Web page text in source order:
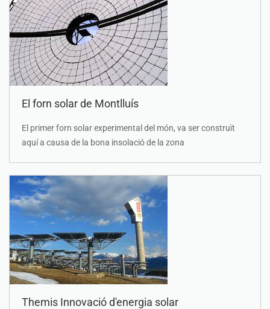
El forn solar de Montlluís
El primer forn solar experimental del món, va ser construït
aquí a causa de la bona insolació de la zona
Themis Innovació d'energia solar